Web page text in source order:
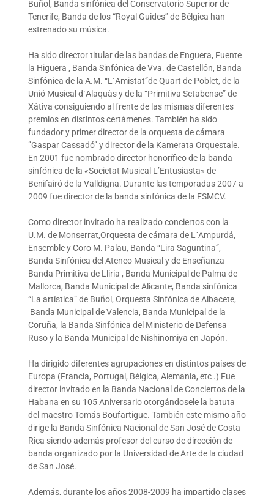
Buñol, Banda sinfónica del Conservatorio Superior de
Tenerife, Banda de los “Royal Guides” de Bélgica han
estrenado su música.
Ha sido director titular de las bandas de Enguera, Fuente
la Higuera , Banda Sinfónica de Vva. de Castellón, Banda
Sinfónica de la A.M. “L´Amistat”de Quart de Poblet, de la
Unió Musical d´Alaquàs y de la “Primitiva Setabense” de
Xátiva consiguiendo al frente de las mismas diferentes
premios en distintos certámenes. También ha sido
fundador y primer director de la orquesta de cámara
”Gaspar Cassadó” y director de la Kamerata Orquestale.
En 2001 fue nombrado director honorífico de la banda
sinfónica de la «Societat Musical L’Entusiasta» de
Benifairó de la Valldigna. Durante las temporadas 2007 a
2009 fue director de la banda sinfónica de la FSMCV.
Como director invitado ha realizado conciertos con la
U.M. de Monserrat,Orquesta de cámara de L´Ampurdá,
Ensemble y Coro M. Palau, Banda “Lira Saguntina”,
Banda Sinfónica del Ateneo Musical y de Enseñanza
Banda Primitiva de Lliria , Banda Municipal de Palma de
Mallorca, Banda Municipal de Alicante, Banda sinfónica
“La artística” de Buñol, Orquesta Sinfónica de Albacete,
Banda Municipal de Valencia, Banda Municipal de la
Coruña, la Banda Sinfónica del Ministerio de Defensa
Ruso y la Banda Municipal de Nishinomiya en Japón.
Ha dirigido diferentes agrupaciones en distintos países de
Europa (Francia, Portugal, Bélgica, Alemania, etc .) Fue
director invitado en la Banda Nacional de Conciertos de la
Habana en su 105 Aniversario otorgándosele la batuta
del maestro Tomás Boufartigue. También este mismo año
dirige la Banda Sinfónica Nacional de San José de Costa
Rica siendo además profesor del curso de dirección de
banda organizado por la Universidad de Arte de la ciudad
de San José.
Además, durante los años 2008-2009 ha impartido clases